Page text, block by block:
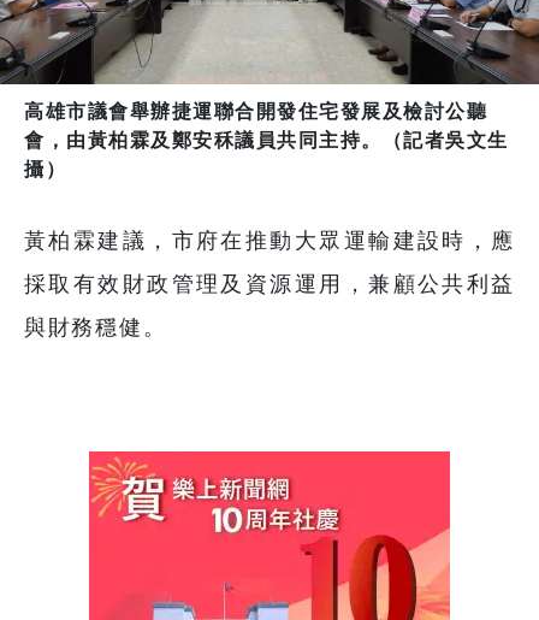
高雄市議會舉辦捷運聯合開發住宅發展及檢討公聽
會，由黃柏霖及鄭安秝議員共同主持。（記者吳文生
攝）
黃柏霖建議，市府在推動大眾運輸建設時，應
採取有效財政管理及資源運用，兼顧公共利益
與財務穩健。